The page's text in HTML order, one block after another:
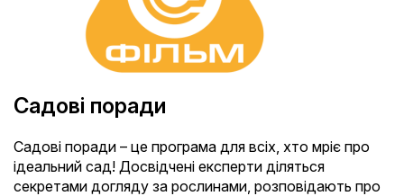
Садові поради
Садові поради – це програма для всіх, хто мріє про
ідеальний сад! Досвідчені експерти діляться
секретами догляду за рослинами, розповідають про